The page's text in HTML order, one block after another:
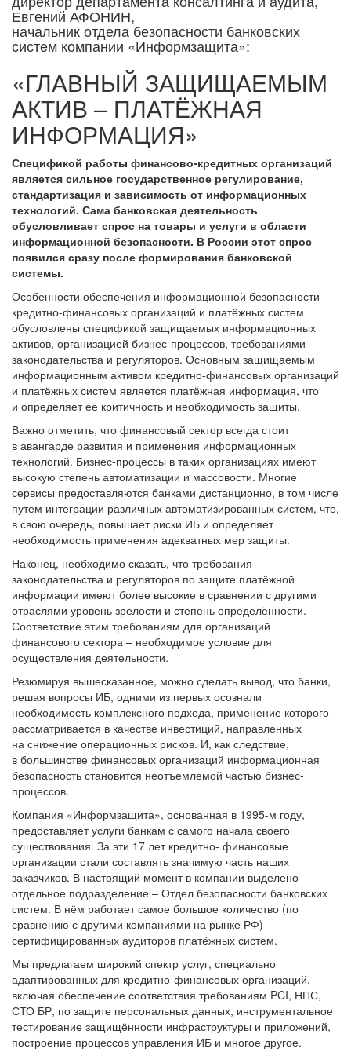
Евгений АФОНИН,
начальник отдела безопасности банковских
систем компании «Информзащита»:
«ГЛАВНЫЙ ЗАЩИЩАЕМЫМ
АКТИВ – ПЛАТЁЖНАЯ
ИНФОРМАЦИЯ»
Спецификой работы финансово-кредитных организаций
является сильное государственное регулирование,
стандартизация и зависимость от информационных
технологий. Сама банковская деятельность
обусловливает спрос на товары и услуги в области
информационной безопасности. В России этот спрос
появился сразу после формирования банковской
системы.
Особенности обеспечения информационной безопасности
кредитно-финансовых организаций и платёжных систем
обусловлены спецификой защищаемых информационных
активов, организацией бизнес-процессов, требованиями
законодательства и регуляторов. Основным защищаемым
информационным активом кредитно-финансовых организаций
и платёжных систем является платёжная информация, что
и определяет её критичность и необходимость защиты.
Важно отметить, что финансовый сектор всегда стоит
в авангарде развития и применения информационных
технологий. Бизнес-процессы в таких организациях имеют
высокую степень автоматизации и массовости. Многие
сервисы предоставляются банками дистанционно, в том числе
путем интеграции различных автоматизированных систем, что,
в свою очередь, повышает риски ИБ и определяет
необходимость применения адекватных мер защиты.
Наконец, необходимо сказать, что требования
законодательства и регуляторов по защите платёжной
информации имеют более высокие в сравнении с другими
отраслями уровень зрелости и степень определённости.
Соответствие этим требованиям для организаций
финансового сектора – необходимое условие для
осуществления деятельности.
Резюмируя вышесказанное, можно сделать вывод, что банки,
решая вопросы ИБ, одними из первых осознали
необходимость комплексного подхода, применение которого
рассматривается в качестве инвестиций, направленных
на снижение операционных рисков. И, как следствие,
в большинстве финансовых организаций информационная
безопасность становится неотъемлемой частью бизнес-
процессов.
Компания «Информзащита», основанная в 1995-м году,
предоставляет услуги банкам с самого начала своего
существования. За эти 17 лет кредитно- финансовые
организации стали составлять значимую часть наших
заказчиков. В настоящий момент в компании выделено
отдельное подразделение – Отдел безопасности банковских
систем. В нём работает самое большое количество (по
сравнению с другими компаниями на рынке РФ)
сертифицированных аудиторов платёжных систем.
Мы предлагаем широкий спектр услуг, специально
адаптированных для кредитно-финансовых организаций,
включая обеспечение соответствия требованиям PCI, НПС,
СТО БР, по защите персональных данных, инструментальное
тестирование защищённости инфраструктуры и приложений,
построение процессов управления ИБ и многое другое.